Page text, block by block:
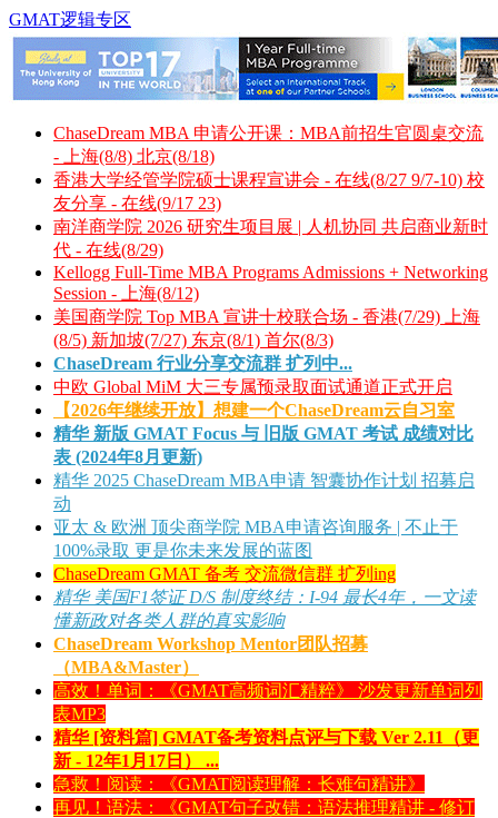
GMAT逻辑专区
ChaseDream MBA 申请公开课：MBA前招生官圆桌交流
- 上海(8/8) 北京(8/18)
香港大学经管学院硕士课程宣讲会 - 在线(8/27 9/7-10) 校
友分享 - 在线(9/17 23)
南洋商学院 2026 研究生项目展 | 人机协同 共启商业新时
代 - 在线(8/29)
Kellogg Full-Time MBA Programs Admissions + Networking
Session - 上海(8/12)
美国商学院 Top MBA 宣讲十校联合场 - 香港(7/29) 上海
(8/5) 新加坡(7/27) 东京(8/1) 首尔(8/3)
ChaseDream 行业分享交流群 扩列中...
中欧 Global MiM 大三专属预录取面试通道正式开启
【2026年继续开放】想建一个ChaseDream云自习室
精华新版 GMAT Focus 与 旧版 GMAT 考试 成绩对比
表 (2024年8月更新)
精华 2025 ChaseDream MBA申请 智囊协作计划 招募启
动
亚太 & 欧洲 顶尖商学院 MBA申请咨询服务 | 不止于
100%录取 更是你未来发展的蓝图
ChaseDream GMAT 备考 交流微信群 扩列ing
精华美国F1签证 D/S 制度终结：I-94 最长4年，一文读
懂新政对各类人群的真实影响
ChaseDream Workshop Mentor团队招募
（MBA&Master）
高效！单词：《GMAT高频词汇精粹》 沙发更新单词列
表MP3
精华[资料篇] GMAT备考资料点评与下载 Ver 2.11（更
新 - 12年1月17日） ...
急救！阅读：《GMAT阅读理解：长难句精讲》
再见！语法：《GMAT句子改错：语法推理精讲 - 修订